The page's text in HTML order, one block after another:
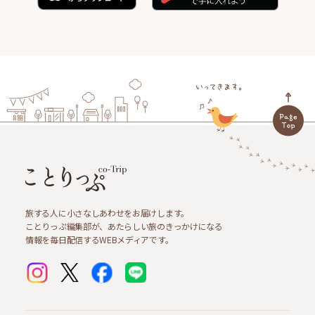
旅する人に小さなしあわせをお届けします。
ことりっぷ編集部が、あたらしい旅のきっかけになる
情報を毎日配信するWEBメディアです。